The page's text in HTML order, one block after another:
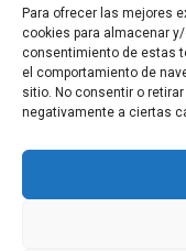
Para ofrecer las mejores
cookies para almacenar
consentimiento de estas
el comportamiento de
sitio. No consentir o
negativamente a ciertas
Puedes
© 2026 Todos los